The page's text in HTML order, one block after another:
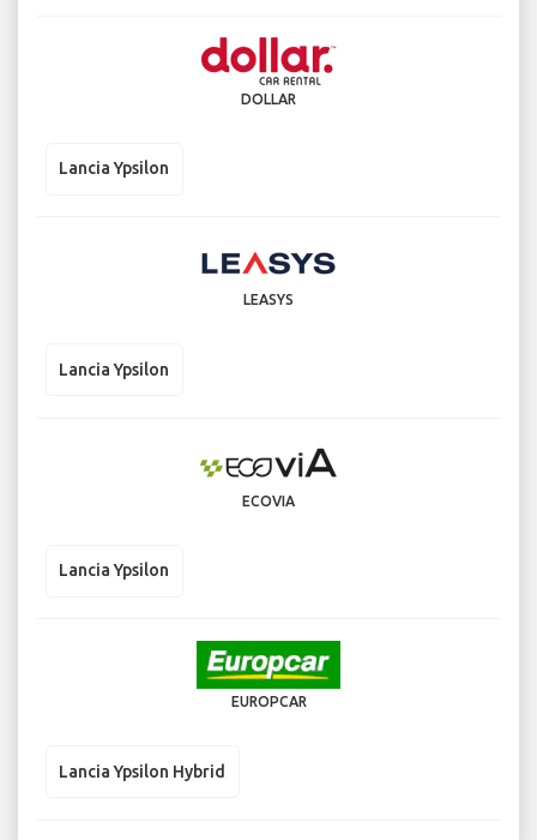
DOLLAR
Lancia Ypsilon
LEASYS
Lancia Ypsilon
ECOVIA
Lancia Ypsilon
EUROPCAR
Lancia Ypsilon Hybrid